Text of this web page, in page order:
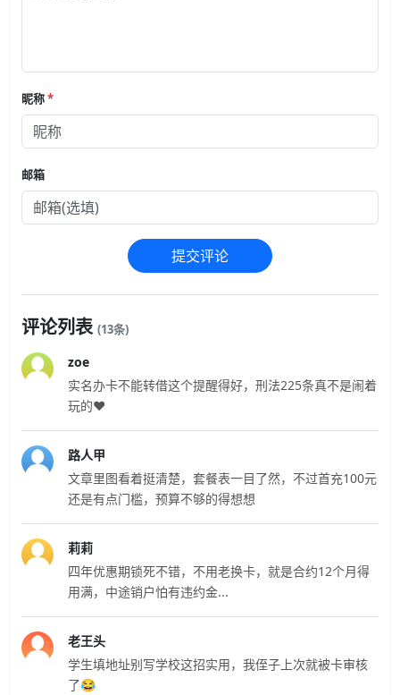
昵称*
邮箱
提交评论
评论列表 (13条)
zoe
实名办卡不能转借这个提醒得好，刑法225条真不是闹着
玩的❤️
路人甲
文章里图看着挺清楚，套餐表一目了然，不过首充100元
还是有点门槛，预算不够的得想想
莉莉
四年优惠期锁死不错，不用老换卡，就是合约12个月得
用满，中途销户怕有违约金...
老王头
学生填地址别写学校这招实用，我侄子上次就被卡审核
了😂